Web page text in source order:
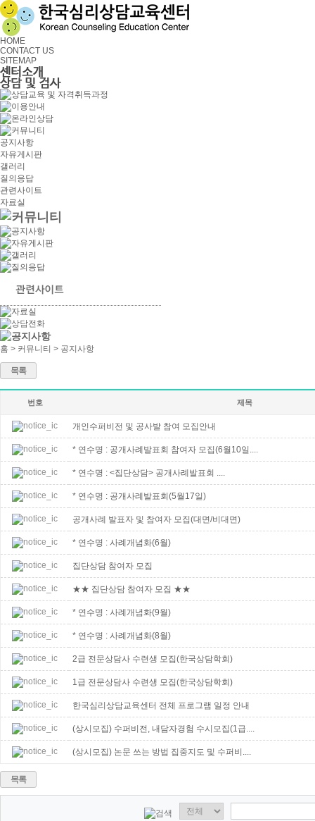
HOME
CONTACT US
SITEMAP
공지사항
자유게시판
갤러리
질의응답
관련사이트
자료실
홈 > 커뮤니티 > 공지사항
목록
번호 제목
개인수퍼비전 및 공사발 참여 모집안내
* 연수명 : 공개사례발표회 참여자 모집(6월10일....
* 연수명 : <집단상담> 공개사례발표회 ....
* 연수명 : 공개사례발표회(5월17일)
공개사례 발표자 및 참여자 모집(대면/비대면)
* 연수명 : 사례개념화(6월)
집단상담 참여자 모집
★★ 집단상담 참여자 모집 ★★
* 연수명 : 사례개념화(9월)
* 연수명 : 사례개념화(8월)
2급 전문상담사 수련생 모집(한국상담학회)
1급 전문상담사 수련생 모집(한국상담학회)
한국심리상담교육센터 전체 프로그램 일정 안내
(상시모집) 수퍼비전, 내담자경험 수시모집(1급....
(상시모집) 논문 쓰는 방법 집중지도 및 수퍼비....
목록